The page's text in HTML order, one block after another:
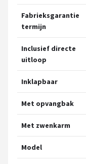
Fabrieksgarantie
termijn
Inclusief directe
uitloop
Inklapbaar
Met opvangbak
Met zwenkarm
Model